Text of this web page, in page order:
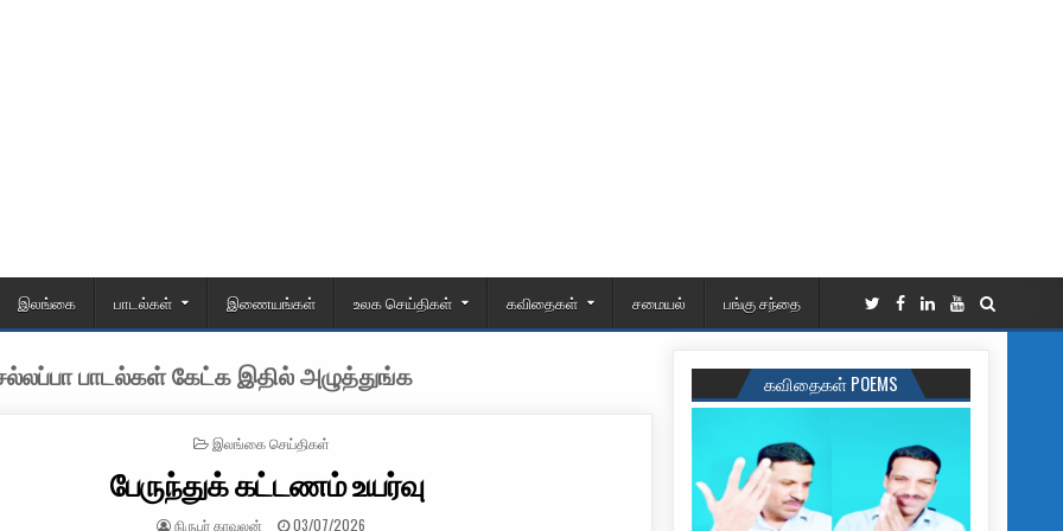
இலங்கை பாடல்கள் இணையங்கள் உலக செய்திகள் கவிதைகள் சமையல் பங்கு சந்தை
பாடல்கள் கேட்க இதில் அழுத்துங்க
POSTED IN
இலங்கை செய்திகள்
பேருந்துக் கட்டணம் உயர்வு
AUTHOR:
நிருபர் காவலன் PUBLISHED DATE:
03/07/2026
கவிதைகள் POEMS